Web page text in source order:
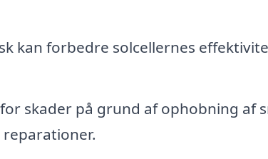
kan forbedre solcellernes
skader på grund af ophobning af